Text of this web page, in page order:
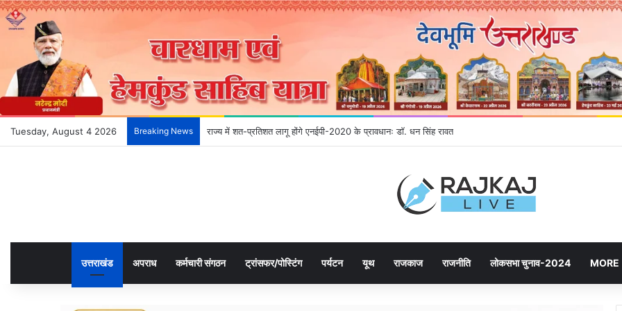
Tuesday, August 4 2026 Breaking News राज्य में शत-प्रतिशत लागू होंगे एनईपी-2020 के प्रावधानः डाॅ. धन सिंह रावत
उत्तराखंड अपराध कर्मचारी संगठन ट्रांसफर/पोस्टिंग पर्यटन यूथ राजकाज राजनीति लोकसभा चुनाव-2024 MORE